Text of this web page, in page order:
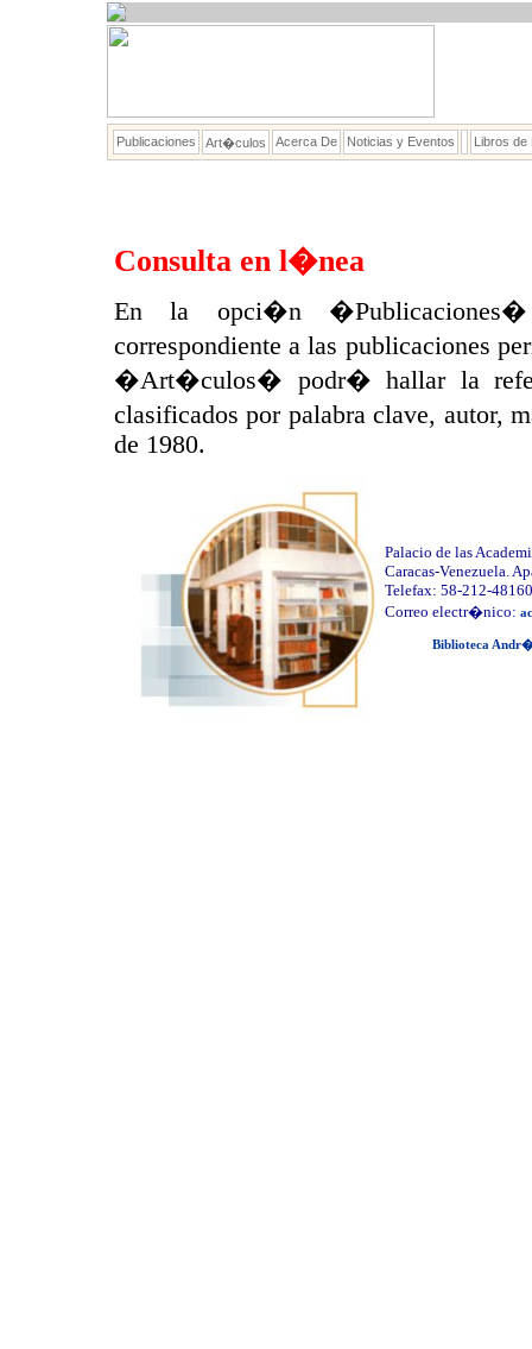
Publicaciones Art�culos Acerca De Noticias y Eventos Libros de
Consulta en l�nea
En la opci�n
correspondiente a las publicaciones
�Art�culos� podr� hallar la
clasificados por palabra clave,
de 1980.
Palacio de las
Caracas-Venezuela.
Telefax: 58-212-
Correo electr�nico:
Biblioteca